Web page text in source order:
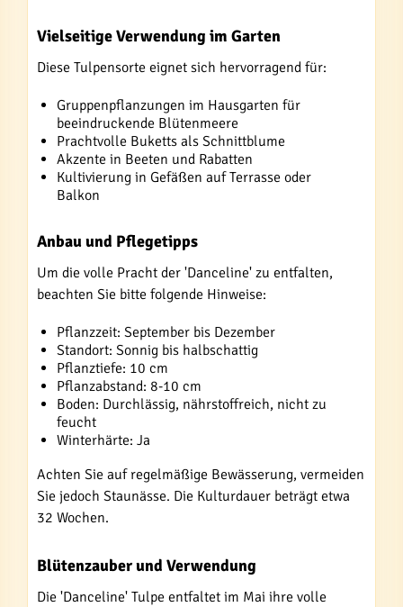
Vielseitige Verwendung im Garten
Diese Tulpensorte eignet sich hervorragend für:
Gruppenpflanzungen im Hausgarten für
beeindruckende Blütenmeere
Prachtvolle Buketts als Schnittblume
Akzente in Beeten und Rabatten
Kultivierung in Gefäßen auf Terrasse oder
Balkon
Anbau und Pflegetipps
Um die volle Pracht der 'Danceline' zu entfalten,
beachten Sie bitte folgende Hinweise:
Pflanzzeit: September bis Dezember
Standort: Sonnig bis halbschattig
Pflanztiefe: 10 cm
Pflanzabstand: 8-10 cm
Boden: Durchlässig, nährstoffreich, nicht zu
feucht
Winterhärte: Ja
Achten Sie auf regelmäßige Bewässerung, vermeiden
Sie jedoch Staunässe. Die Kulturdauer beträgt etwa
32 Wochen.
Blütenzauber und Verwendung
Die 'Danceline' Tulpe entfaltet im Mai ihre volle